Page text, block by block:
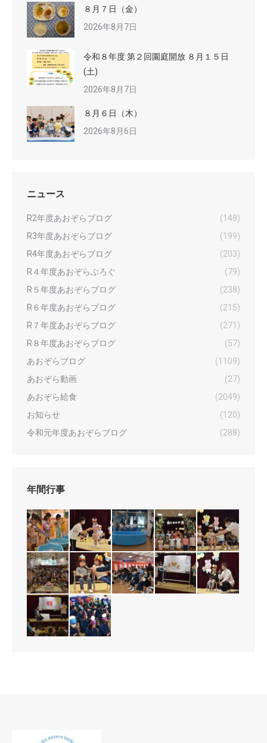
８月７日（金）
2026年8月7日
令和８年度 第２回園庭開放 ８月１５日
(土)
2026年8月7日
８月６日（木）
2026年8月6日
ニュース
R2年度あおぞらブログ
(148)
R3年度あおぞらブログ
(199)
R4年度あおぞらブログ
(203)
R４年度あおぞらぶろぐ
(79)
R５年度あおぞらブログ
(238)
R６年度あおぞらブログ
(215)
R７年度あおぞらブログ
(271)
R８年度あおぞらブログ
(57)
あおぞらブログ
(1109)
あおぞら動画
(27)
あおぞら給食
(2049)
お知らせ
(120)
令和元年度あおぞらブログ
(288)
年間行事